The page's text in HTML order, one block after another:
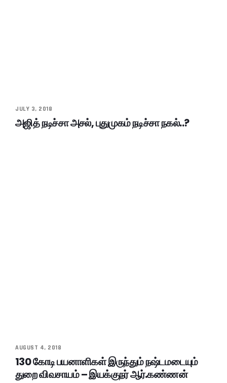
JULY 3, 2018
அஜித் நடிச்சா அசல், புதுமுகம் நடிச்சா நகல்..?
AUGUST 4, 2018
130 கோடி பயனாளிகள் இருந்தும் நஷ்டமடையும்
துறை விவசாயம் – இயக்குநர் ஆர்.கண்ணன்